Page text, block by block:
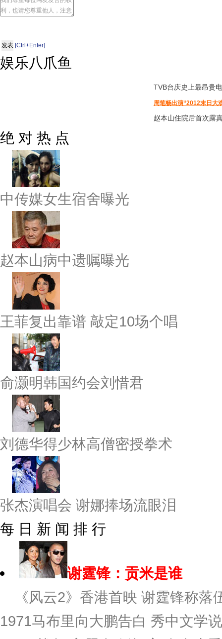
[Ctrl+Enter]
娱乐八爪鱼
TVB台庆史上最昂贵
周笔畅出演“2012末日大
赵本山住院后首次露
绝 对 热 点
中传媒女生宿舍曝光
赵本山病中遗嘱曝光
王菲复出靠谱 敲定10场个唱
俞灏明韩国约会刘惜君
刘德华得少林高僧密授拳术
张杰演唱会 谢娜捧场流眼泪
每 日 新 闻 排 行
谢霆锋：贡米是谁
《风云2》香港首映 谢霆锋称
1971马布里向大鹏告白 秀中文学